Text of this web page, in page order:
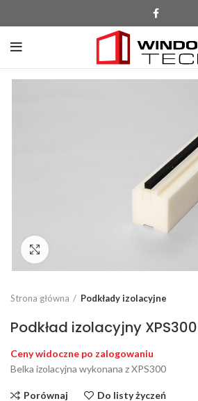
Strona główna Podkłady izolacyjne
Podkład izolacyjny
Ceny widoczne po zalogowaniu
Belka izolacyjna wykonana z XPS300
Porównaj Do listy życzeń